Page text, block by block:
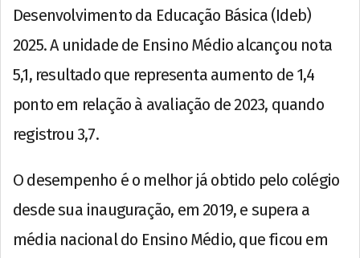
Desenvolvimento da Educação Básica (Ideb)
2025. A unidade de Ensino Médio alcançou nota
5,1, resultado que representa aumento de 1,4
ponto em relação à avaliação de 2023, quando
registrou 3,7.
O desempenho é o melhor já obtido pelo colégio
desde sua inauguração, em 2019, e supera a
média nacional do Ensino Médio, que ficou em